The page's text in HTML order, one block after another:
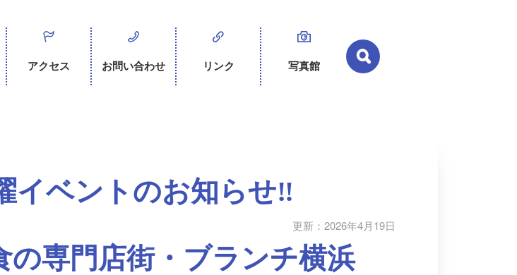
アクセス お問い合わせ リンク 写真館
イベントのお知らせ‼
更新：2026年4月19日
の専門店街・ブランチ横浜